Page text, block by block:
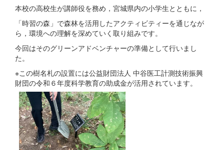
本校の高校生が講師役を務め，宮城県内の小学生とともに，
「時習の森」で森林を活用したアクティビティーを通じなが
ら，環境への理解を深めていく取り組みです。
今回はそのグリーンアドベンチャーの準備として行いまし
た。
※この樹名札の設置には公益財団法人 中谷医工計測技術振興
財団の令和６年度科学教育の助成金が活用されています。